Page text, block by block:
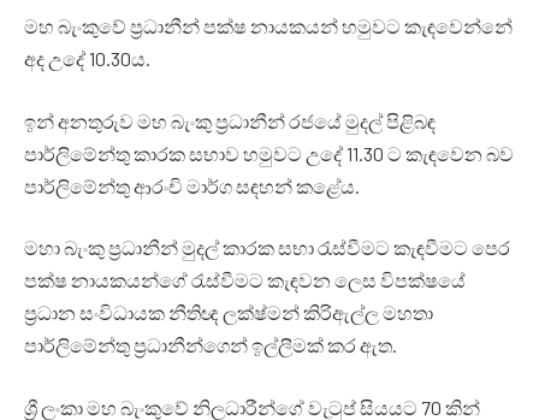
මහ බැංකුවේ ප්‍රධානීන් පක්ෂ නායකයන් හමුවට කැඳවෙන්නේ
අද උදේ 10.30ය.
ඉන් අනතුරුව මහ බැංකු ප්‍රධානීන් රජයේ මුදල් පිළිබඳ
පාර්ලිමේන්තු කාරක සභාව හමුවට උදේ 11.30 ට කැඳවෙන බව
පාර්ලිමේන්තු ආරංචි මාර්ග සඳහන් කළේය.
මහා බැංකු ප්‍රධානීන් මුදල් කාරක සභා රැස්වීමට කැඳවීමට පෙර
පක්ෂ නායකයන්ගේ රැස්වීමට කැඳවන ලෙස විපක්ෂයේ
ප්‍රධාන සංවිධායක නීතිඥ ලක්ෂ්මන් කිරිඇල්ල මහතා
පාර්ලිමේන්තු ප්‍රධානීන්ගෙන් ඉල්ලීමක් කර ඇත.
ශ්‍රී ලංකා මහ බැංකුවේ නිලධාරීන්ගේ වැටුප් සියයට 70 කින්